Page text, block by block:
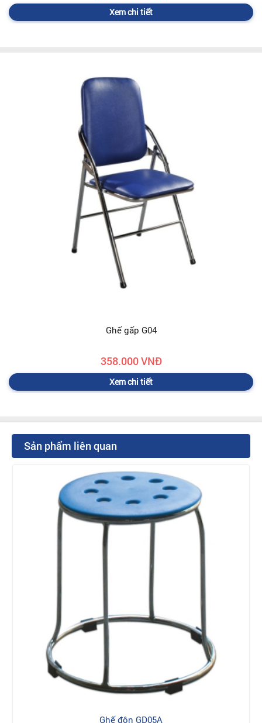
Xem chi tiết
Ghế gấp G04
358.000 VNĐ
Xem chi tiết
Sản phẩm liên quan
Ghế đôn GD05A